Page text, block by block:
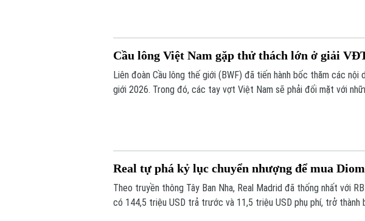
Cầu lông Việt Nam gặp thử thách lớn ở giải
Liên đoàn Cầu lông thế giới (BWF) đã tiến hành bốc thăm các
giới 2026. Trong đó, các tay vợt Việt Nam sẽ phải đối mặt với
Real tự phá kỷ lục chuyển nhượng để mua
Theo truyền thông Tây Ban Nha, Real Madrid đã thống nhất với
có 144,5 triệu USD trả trước và 11,5 triệu USD phụ phí, trở thành